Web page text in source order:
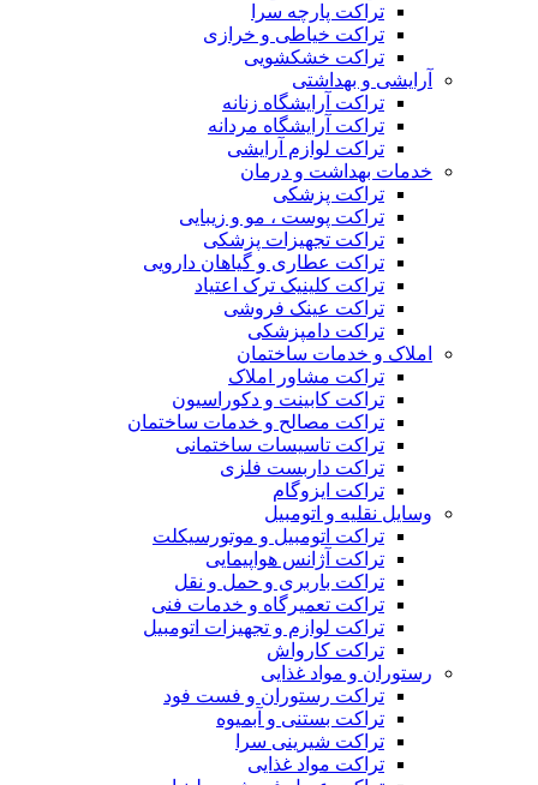
تراکت پارچه سرا
تراکت خیاطی و خرازی
تراکت خشکشویی
آرایشی و بهداشتی
تراکت آرایشگاه زنانه
تراکت آرایشگاه مردانه
تراکت لوازم آرایشی
خدمات بهداشت و درمان
تراکت پزشکی
تراکت پوست ، مو و زیبایی
تراکت تجهیزات پزشکی
تراکت عطاری و گیاهان دارویی
تراکت کلینیک ترک اعتیاد
تراکت عینک فروشی
تراکت دامپزشکی
املاک و خدمات ساختمان
تراکت مشاور املاک
تراکت کابینت و دکوراسیون
تراکت مصالح و خدمات ساختمان
تراکت تاسیسات ساختمانی
تراکت داربست فلزی
تراکت ایزوگام
وسایل نقلیه و اتومبیل
تراکت اتومبیل و موتورسیکلت
تراکت آژانس هواپیمایی
تراکت باربری و حمل و نقل
تراکت تعمیرگاه و خدمات فنی
تراکت لوازم و تجهیزات اتومبیل
تراکت کارواش
رستوران و مواد غذایی
تراکت رستوران و فست فود
تراکت بستنی و آبمیوه
تراکت شیرینی سرا
تراکت مواد غذایی